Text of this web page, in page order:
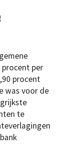
per
procent
was voor de
te